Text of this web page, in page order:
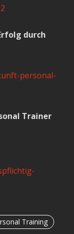
durch
personal-
Trainer
Training